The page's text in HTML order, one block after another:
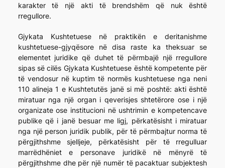
karakter të një akti të brendshëm që nuk është
rregullore.
Gjykata Kushtetuese në praktikën e deritanishme
kushtetuese-gjyqësore në disa raste ka theksuar se
elementet juridike që duhet të përmbajë një rregullore
sipas së cilës Gjykata Kushtetuese është kompetente për
të vendosur në kuptim të normës kushtetuese nga neni
110 alineja 1 e Kushtetutës janë si më poshtë: akti është
miratuar nga një organ i qeverisjes shtetërore ose i një
organizate ose institucioni në ushtrimin e kompetencave
publike që i janë besuar me ligj, përkatësisht i miratuar
nga një person juridik publik, për të përmbajtur norma të
përgjithshme sjelljeje, përkatësisht për të rregulluar
marrëdhëniet e personave juridikë në mënyrë të
përgjithshme dhe për një numër të pacaktuar subjektesh